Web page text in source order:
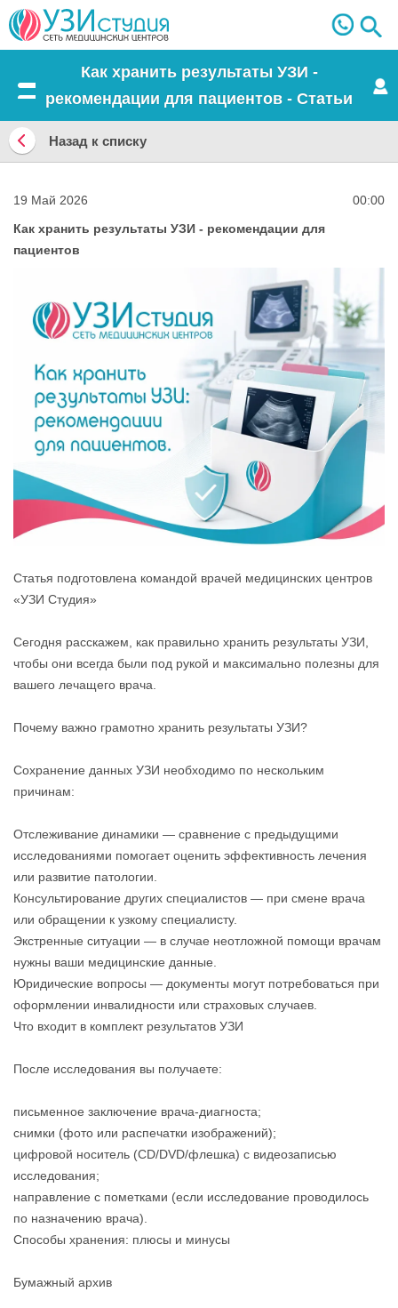
Как хранить результаты УЗИ -
рекомендации для пациентов - Статьи
Назад
к
списку
Назад к списку
19 Май 2026
00:00
Как хранить результаты УЗИ - рекомендации для
пациентов
Статья подготовлена командой врачей медицинских центров
«УЗИ Студия»
Сегодня расскажем, как правильно хранить результаты УЗИ,
чтобы они всегда были под рукой и максимально полезны для
вашего лечащего врача.
Почему важно грамотно хранить результаты УЗИ?
Сохранение данных УЗИ необходимо по нескольким
причинам:
Отслеживание динамики — сравнение с предыдущими
исследованиями помогает оценить эффективность лечения
или развитие патологии.
Консультирование других специалистов — при смене врача
или обращении к узкому специалисту.
Экстренные ситуации — в случае неотложной помощи врачам
нужны ваши медицинские данные.
Юридические вопросы — документы могут потребоваться при
оформлении инвалидности или страховых случаев.
Что входит в комплект результатов УЗИ
После исследования вы получаете:
письменное заключение врача‑диагноста;
снимки (фото или распечатки изображений);
цифровой носитель (CD/DVD/флешка) с видеозаписью
исследования;
направление с пометками (если исследование проводилось
по назначению врача).
Способы хранения: плюсы и минусы
Бумажный архив